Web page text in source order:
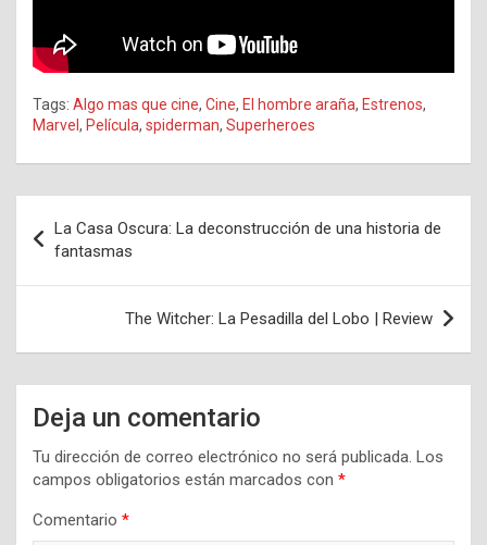
Tags: Algo mas que cine, Cine, El hombre araña, Estrenos,
Marvel , Película, spiderman, Superheroes
de
entradas
La Casa Oscura: La deconstrucción de una historia de
fantasmas
The Witcher: La Pesadilla del Lobo | Review
Deja un comentario
Tu dirección de correo electrónico no será publicada. Los
campos obligatorios están marcados con *
Comentario *